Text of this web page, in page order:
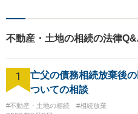
不動産・土地の相続の法律
1
亡父の債務相続放棄後
ついての相談
#不動産・土地の相続 #相続放棄